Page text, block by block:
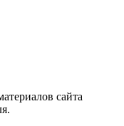
сайта